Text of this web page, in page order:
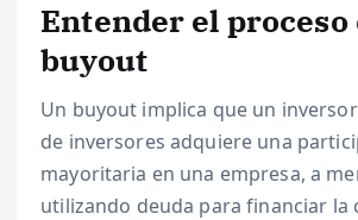
Entender el proceso
buyout
Un buyout implica que un
de inversores adquiere una
mayoritaria en una empresa, a
utilizando deuda para financiar la